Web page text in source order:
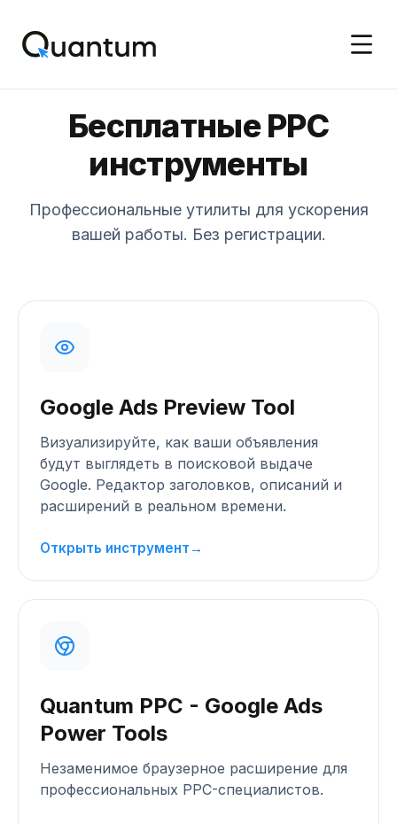
Бесплатные PPC
инструменты
Профессиональные утилиты для ускорения
вашей работы. Без регистрации.
Google Ads Preview Tool
Визуализируйте, как ваши объявления
будут выглядеть в поисковой выдаче
Google. Редактор заголовков, описаний и
расширений в реальном времени.
Открыть инструмент →
Quantum PPC - Google Ads
Power Tools
Незаменимое браузерное расширение для
профессиональных PPC-специалистов.